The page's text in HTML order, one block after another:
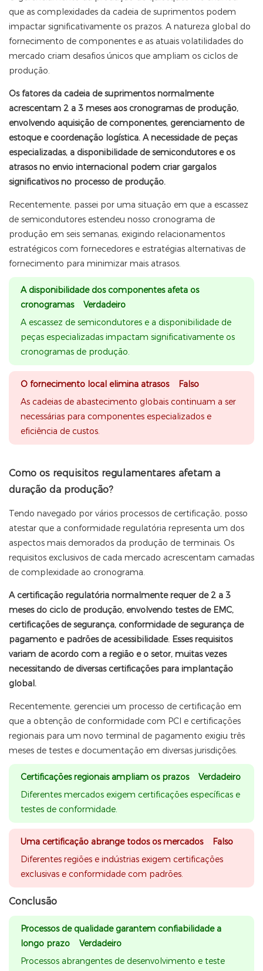
que as complexidades da cadeia de suprimentos podem
impactar significativamente os prazos. A natureza global do
fornecimento de componentes e as atuais volatilidades do
mercado criam desafios únicos que ampliam os ciclos de
produção.
Os fatores da cadeia de suprimentos normalmente
acrescentam 2 a 3 meses aos cronogramas de produção,
envolvendo aquisição de componentes, gerenciamento de
estoque e coordenação logística. A necessidade de peças
especializadas, a disponibilidade de semicondutores e os
atrasos no envio internacional podem criar gargalos
significativos no processo de produção.
Recentemente, passei por uma situação em que a escassez
de semicondutores estendeu nosso cronograma de
produção em seis semanas, exigindo relacionamentos
estratégicos com fornecedores e estratégias alternativas de
fornecimento para minimizar mais atrasos.
A disponibilidade dos componentes afeta os
cronogramas Verdadeiro
A escassez de semicondutores e a disponibilidade de
peças especializadas impactam significativamente os
cronogramas de produção.
O fornecimento local elimina atrasos Falso
As cadeias de abastecimento globais continuam a ser
necessárias para componentes especializados e
eficiência de custos.
Como os requisitos regulamentares afetam a
duração da produção?
Tendo navegado por vários processos de certificação, posso
atestar que a conformidade regulatória representa um dos
aspectos mais demorados da produção de terminais. Os
requisitos exclusivos de cada mercado acrescentam camadas
de complexidade ao cronograma.
A certificação regulatória normalmente requer de 2 a 3
meses do ciclo de produção, envolvendo testes de EMC,
certificações de segurança, conformidade de segurança de
pagamento e padrões de acessibilidade. Esses requisitos
variam de acordo com a região e o setor, muitas vezes
necessitando de diversas certificações para implantação
global.
Recentemente, gerenciei um processo de certificação em
que a obtenção de conformidade com PCI e certificações
regionais para um novo terminal de pagamento exigiu três
meses de testes e documentação em diversas jurisdições.
Certificações regionais ampliam os prazos Verdadeiro
Diferentes mercados exigem certificações específicas e
testes de conformidade.
Uma certificação abrange todos os mercados Falso
Diferentes regiões e indústrias exigem certificações
exclusivas e conformidade com padrões.
Conclusão
Processos de qualidade garantem confiabilidade a
longo prazo Verdadeiro
Processos abrangentes de desenvolvimento e teste